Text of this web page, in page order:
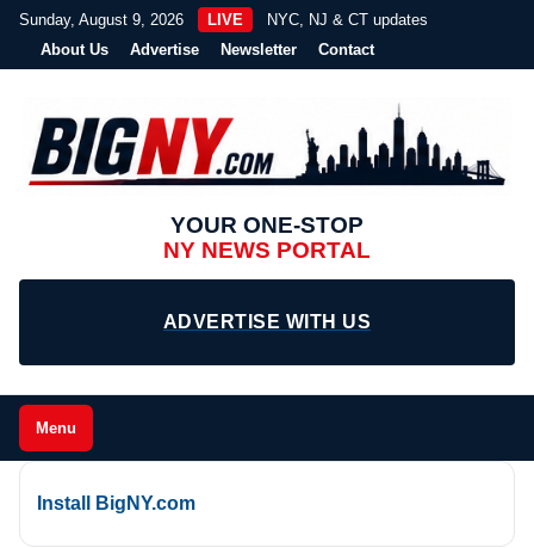
Sunday, August 9, 2026 LIVE
NYC, NJ & CT updates
About Us
Advertise Newsletter Contact
YOUR ONE-STOP
NY NEWS PORTAL
ADVERTISE WITH US
Menu
Install BigNY.com